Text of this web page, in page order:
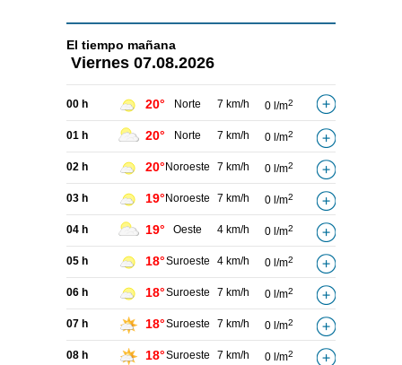
El tiempo mañana
Viernes 07.08.2026
00 h 20° Norte 7 km/h 0 l/m2
01 h 20° Norte 7 km/h 0 l/m2
02 h 20° Noroeste 7 km/h 0 l/m2
03 h 19° Noroeste 7 km/h 0 l/m2
04 h 19° Oeste 4 km/h 0 l/m2
05 h 18°Suroeste 4 km/h 0 l/m2
06 h 18°Suroeste 7 km/h 0 l/m2
07 h 18°Suroeste 7 km/h 0 l/m2
08 h 18°Suroeste 7 km/h 0 l/m2